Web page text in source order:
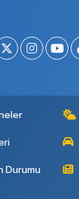
Durumu